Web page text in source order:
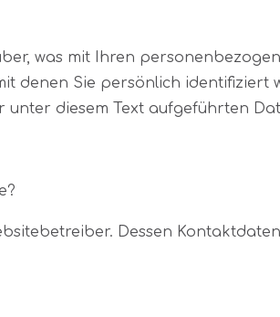
was mit Ihren
denen Sie persönlich identifiziert
unter diesem Text aufgeführten
Dessen